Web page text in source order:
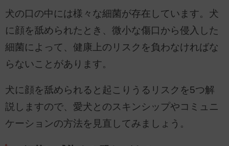
犬の口の中には様々な細菌が存在しています。犬
に顔を舐められたとき、微小な傷口から侵入した
細菌によって、健康上のリスクを負わなければな
らないことがあります。
犬に顔を舐められると起こりうるリスクを5つ解
説しますので、愛犬とのスキンシップやコミュニ
ケーションの方法を見直してみましょう。